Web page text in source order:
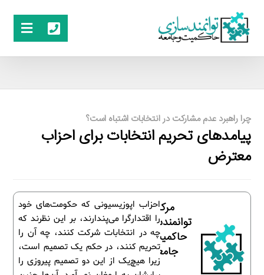
چرا راهبرد عدم مشارکت در انتخابات اشتباه است؟
پیامدهای تحریم انتخابات برای احزاب
معترض
احزاب اپوزیسیونی که حکومت‌های خود
را اقتدارگرا می‌پندارند، بر این نظرند که
چه در انتخابات شرکت کنند، چه آن را
تحریم کنند، در حکم یک تصمیم است،
زیرا هیچ‌یک از این دو تصمیم پیروزی را
مرکز
توانمندسازی
حاکمیت و
جامعه